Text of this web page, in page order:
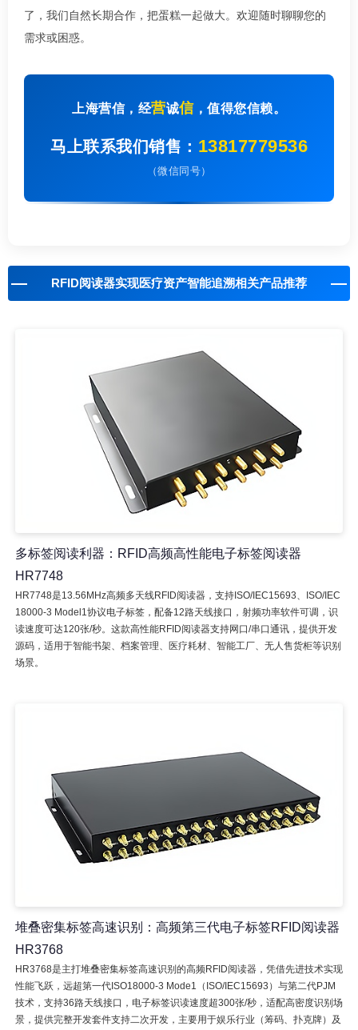
了，我们自然长期合作，把蛋糕一起做大。欢迎随时聊聊您的
需求或困惑。
上海营信，经营诚信，值得您信赖。
马上联系我们销售： 13817779536
（微信同号）
RFID阅读器实现医疗资产智能追溯相关产品推荐
多标签阅读利器：RFID高频高性能电子标签阅读器
HR7748
HR7748是13.56MHz高频多天线RFID阅读器，支持ISO/IEC15693、ISO/IEC
18000-3 Model1协议电子标签，配备12路天线接口，射频功率软件可调，识
读速度可达120张/秒。这款高性能RFID阅读器支持网口/串口通讯，提供开发
源码，适用于智能书架、档案管理、医疗耗材、智能工厂、无人售货柜等识别
场景。
堆叠密集标签高速识别：高频第三代电子标签RFID阅读器
HR3768
HR3768是主打堆叠密集标签高速识别的高频RFID阅读器，凭借先进技术实现
性能飞跃，远超第一代ISO18000-3 Mode1（ISO/IEC15693）与第二代PJM
技术，支持36路天线接口，电子标签识读速度超300张/秒，适配高密度识别场
景，提供完整开发套件支持二次开发，主要用于娱乐行业（筹码、扑克牌）及